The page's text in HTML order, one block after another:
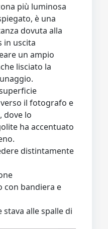
più luminosa
è una
dovuta alla
in uscita
un ampio
lisciato la
il fotografo e
dove lo
ha accentuato
distintamente
con bandiera e
stava alle spalle di